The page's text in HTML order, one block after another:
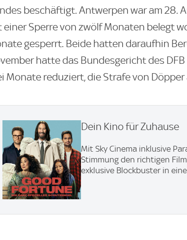
beschäftigt. Antwerpen war am 28.
einer Sperre von zwölf Monaten belegt
gesperrt. Beide hatten daraufhin
hatte das Bundesgericht des
Monate reduziert, die Strafe von
Dein Kino für Zuhause
Mit Sky Cinema inklusive
Stimmung den richtigen
exklusive Blockbuster in